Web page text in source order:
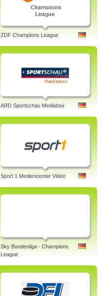
ZDF Champions League
ARD Sportschau Mediabox
Sport 1 Mediencenter Video
Sky Bundesliga - Champions
League